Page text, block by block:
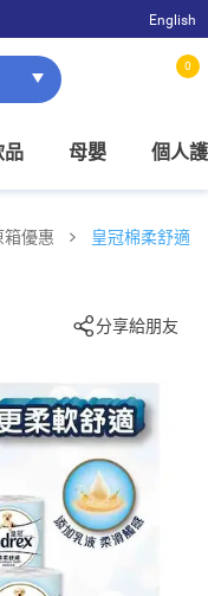
。
English
0
品 母嬰 個人
箱優惠
皇冠棉柔舒適
分享給朋友